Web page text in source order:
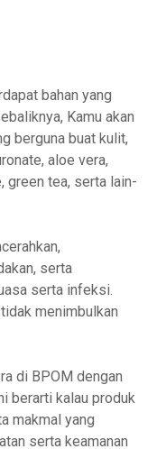
bahan yang
Kamu akan
berguna buat kulit,
aloe vera,
green tea, serta lain-
serta
serta infeksi.
menimbulkan
di BPOM dengan
berarti kalau produk
makmal yang
serta keamanan